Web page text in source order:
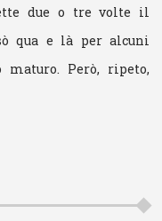
due o tre volte il
qua e là per alcuni
Però, ripeto,